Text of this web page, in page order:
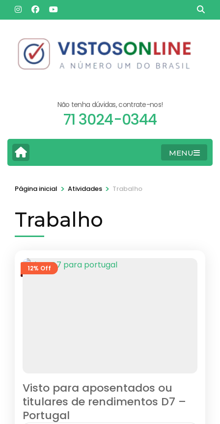
Pular
para
conteúdo
(pressione
Não tenha dúvidas, contrate-nos!
71 3024-0344
MENU
Página inicial > Atividades > Trabalho
Trabalho
12% Off
Visto para aposentados ou
titulares de rendimentos D7 –
Portugal